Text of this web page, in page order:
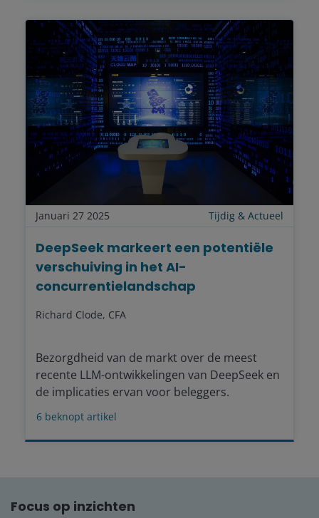
Januari 27 2025 Tijdig & Actueel
DeepSeek markeert een potentiële
verschuiving in het AI-
concurrentielandschap
Richard Clode, CFA
Bezorgdheid van de markt over de meest
recente LLM-ontwikkelingen van DeepSeek en
de implicaties ervan voor beleggers.
6 beknopt artikel
Focus op inzichten